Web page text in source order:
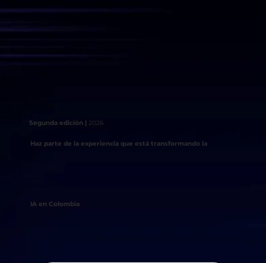
Haz parte de la experiencia que está transformando la
IA en Colombia
Segunda edición | 2026